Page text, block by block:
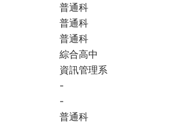
普通科
普通科
普通科
綜合高中
資訊管理系
-
-
普通科